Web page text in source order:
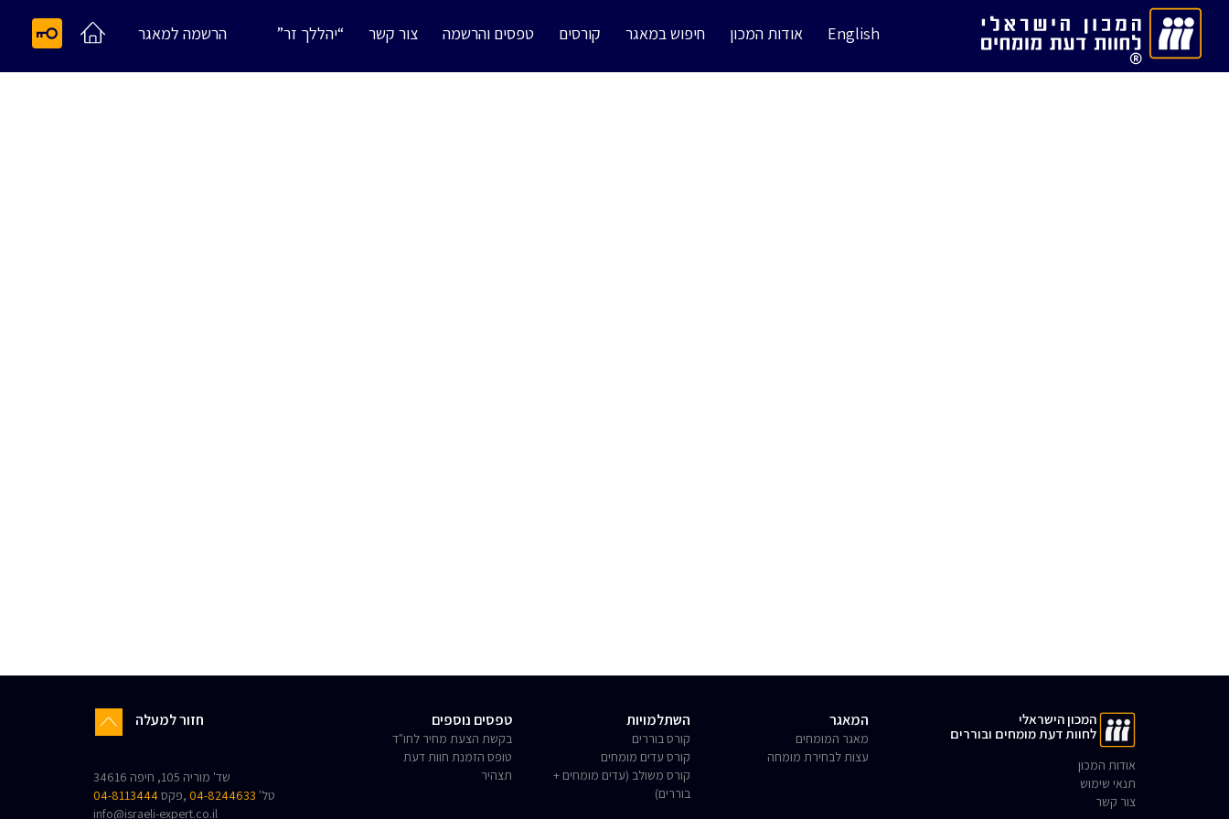
English אודות המכון חיפוש במאגר קורסים טפסים והרשמה צור קשר “יהללך זר” הרשמה למאגר
המכון הישראלי
לחוות דעת מומחים ובוררים
אודות המכון
תנאי שימוש
צור קשר
המאגר
מאגר המומחים
עצות לבחירת מומחה
השתלמויות
קורס בוררים
קורס עדים מומחים
קורס משולב (עדים מומחים +
בוררים)
טפסים נוספים
בקשת הצעת מחיר לחו"ד
טופס הזמנת חוות דעת
תצהיר
חזור למעלה
שד' מוריה 105, חיפה 34616
טל' 04-8244633 ,פקס04-8113444
info@israeli-expert.co.il